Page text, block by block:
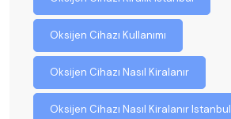
Oksijen Cihazı Kullanımı
Oksijen Cihazı Nasıl Kiralanır
Oksijen Cihazı Nasıl Kiralanır Istanbul